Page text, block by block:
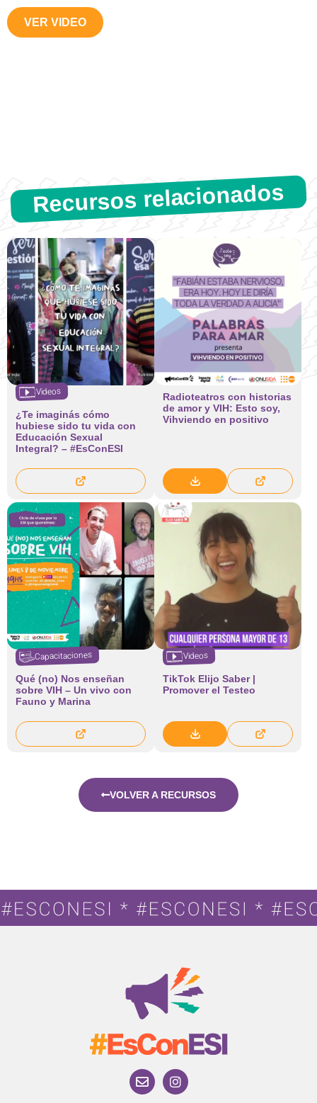
VER VIDEO
Recursos relacionados
Videos
¿Te imaginás cómo
hubiese sido tu vida con
Educación Sexual
Integral? – #EsConESI
Radioteatros con historias
de amor y VIH: Esto soy,
Vihviendo en positivo
Capacitaciones
Qué (no) Nos enseñan
sobre VIH – Un vivo con
Fauno y Marina
Videos
TikTok Elijo Saber |
Promover el Testeo
VOLVER A RECURSOS